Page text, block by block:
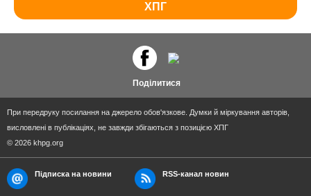
ХПГ
Поділитися
При передруку посилання на джерело обов'язкове. Думки й міркування авторів,
висловлені в публікаціях, не завжди збігаються з позицією ХПГ
© 2026 khpg.org
Підписка на новини RSS-канал новин